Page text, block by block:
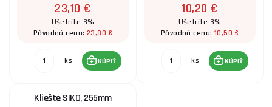
23,10 €
Ušetríte 3%
Pôvodná cena:23,80 €
ks KÚPIŤ
10,20 €
Ušetríte 3%
Pôvodná cena:10,50 €
ks KÚPIŤ
Kliešte SIKO, 255mm